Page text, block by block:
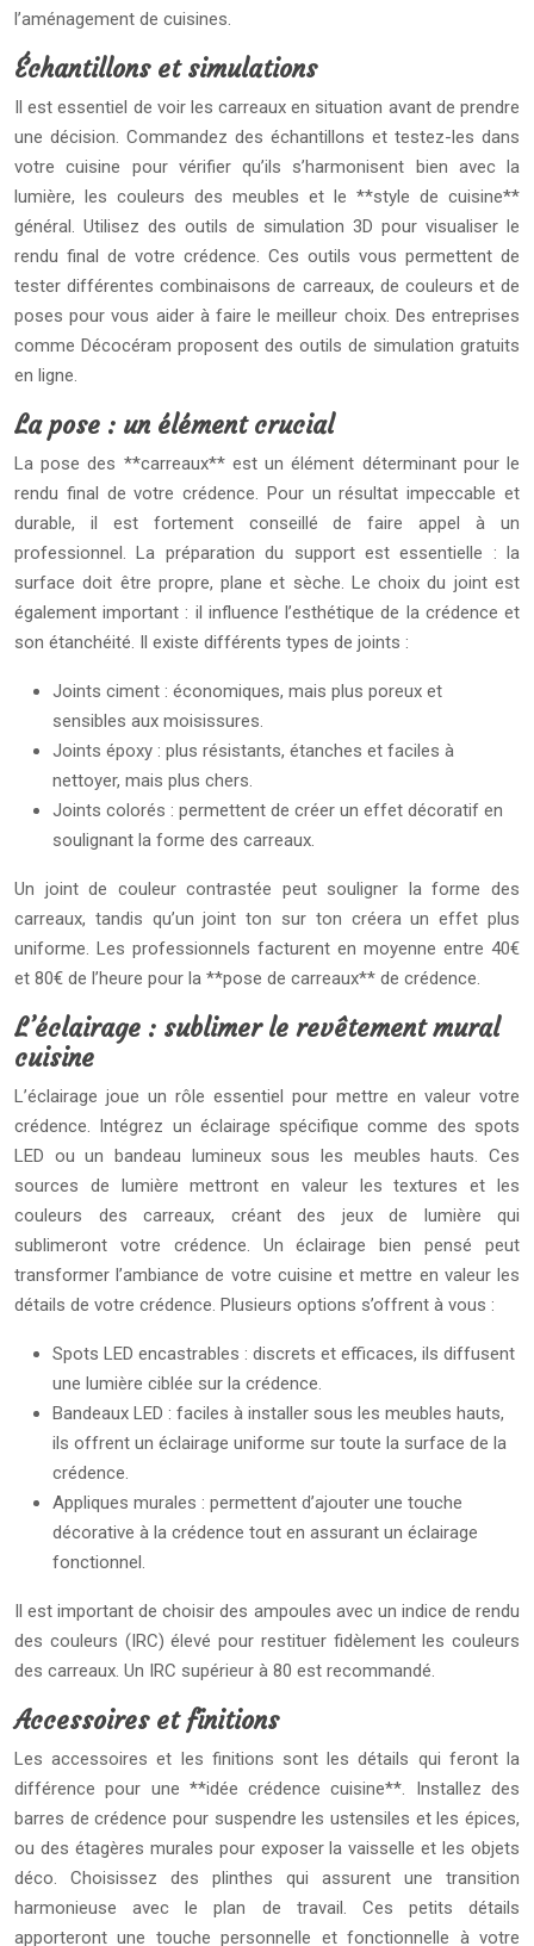
l’aménagement de cuisines.
Échantillons et simulations
Il est essentiel de voir les carreaux en situation avant de prendre
une décision. Commandez des échantillons et testez-les dans
votre cuisine pour vérifier qu’ils s’harmonisent bien avec la
lumière, les couleurs des meubles et le **style de cuisine**
général. Utilisez des outils de simulation 3D pour visualiser le
rendu final de votre crédence. Ces outils vous permettent de
tester différentes combinaisons de carreaux, de couleurs et de
poses pour vous aider à faire le meilleur choix. Des entreprises
comme Décocéram proposent des outils de simulation gratuits
en ligne.
La pose : un élément crucial
La pose des **carreaux** est un élément déterminant pour le
rendu final de votre crédence. Pour un résultat impeccable et
durable, il est fortement conseillé de faire appel à un
professionnel. La préparation du support est essentielle : la
surface doit être propre, plane et sèche. Le choix du joint est
également important : il influence l’esthétique de la crédence et
son étanchéité. Il existe différents types de joints :
Joints ciment : économiques, mais plus poreux et
sensibles aux moisissures.
Joints époxy : plus résistants, étanches et faciles à
nettoyer, mais plus chers.
Joints colorés : permettent de créer un effet décoratif en
soulignant la forme des carreaux.
Un joint de couleur contrastée peut souligner la forme des
carreaux, tandis qu’un joint ton sur ton créera un effet plus
uniforme. Les professionnels facturent en moyenne entre 40€
et 80€ de l’heure pour la **pose de carreaux** de crédence.
L’éclairage : sublimer le revêtement mural
cuisine
L’éclairage joue un rôle essentiel pour mettre en valeur votre
crédence. Intégrez un éclairage spécifique comme des spots
LED ou un bandeau lumineux sous les meubles hauts. Ces
sources de lumière mettront en valeur les textures et les
couleurs des carreaux, créant des jeux de lumière qui
sublimeront votre crédence. Un éclairage bien pensé peut
transformer l’ambiance de votre cuisine et mettre en valeur les
détails de votre crédence. Plusieurs options s’offrent à vous :
Spots LED encastrables : discrets et efficaces, ils diffusent
une lumière ciblée sur la crédence.
Bandeaux LED : faciles à installer sous les meubles hauts,
ils offrent un éclairage uniforme sur toute la surface de la
crédence.
Appliques murales : permettent d’ajouter une touche
décorative à la crédence tout en assurant un éclairage
fonctionnel.
Il est important de choisir des ampoules avec un indice de rendu
des couleurs (IRC) élevé pour restituer fidèlement les couleurs
des carreaux. Un IRC supérieur à 80 est recommandé.
Accessoires et finitions
Les accessoires et les finitions sont les détails qui feront la
différence pour une **idée crédence cuisine**. Installez des
barres de crédence pour suspendre les ustensiles et les épices,
ou des étagères murales pour exposer la vaisselle et les objets
déco. Choisissez des plinthes qui assurent une transition
harmonieuse avec le plan de travail. Ces petits détails
apporteront une touche personnelle et fonctionnelle à votre